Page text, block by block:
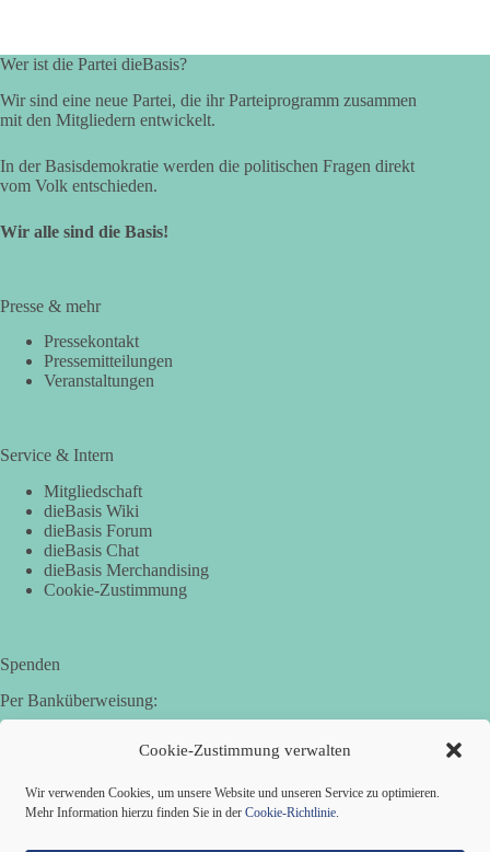
Cookie-Zustimmung verwalten
Wir verwenden Cookies, um unsere Website und unseren Service zu optimieren.
Mehr Information hierzu finden Sie in der Cookie-Richtlinie.
Wer ist die Partei dieBasis?
Wir sind eine neue Partei, die ihr Parteiprogramm zusammen
mit den Mitgliedern entwickelt.
In der Basisdemokratie werden die politischen Fragen direkt
vom Volk entschieden.
Wir alle sind die Basis!
Presse & mehr
Pressekontakt
Pressemitteilungen
Veranstaltungen
Service & Intern
Mitgliedschaft
dieBasis Wiki
dieBasis Forum
dieBasis Chat
dieBasis Merchandising
Cookie-Zustimmung
Spenden
Per Banküberweisung:
Basisdemokratische Partei Deutschland in Bayern e.V.
IBAN: DE95 7205 1210 0006 3365 31
BIC: BYLADEM1AIC